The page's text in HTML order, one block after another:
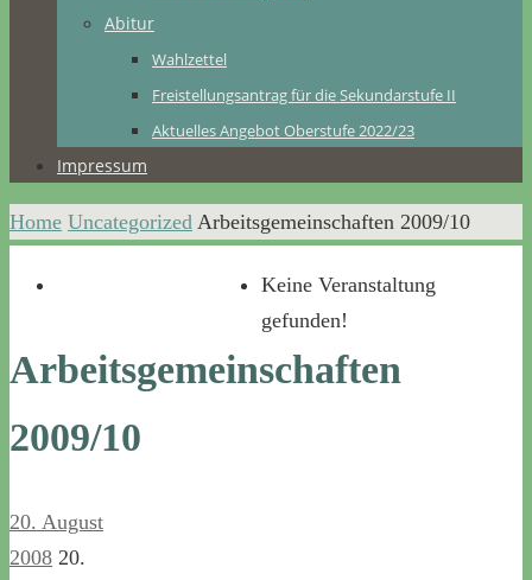
Abitur
Wahlzettel
Freistellungsantrag für die Sekundarstufe II
Aktuelles Angebot Oberstufe 2022/23
Impressum
Home Uncategorized Arbeitsgemeinschaften 2009/10
Arbeitsgemeinschaften
2009/10
20. August
2008 20.
Keine Veranstaltung
gefunden!